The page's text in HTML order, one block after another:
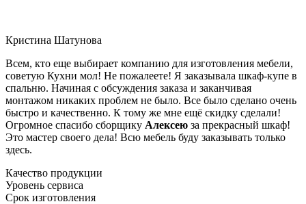
Кристина Шатунова
Всем, кто еще выбирает компанию для изготовления мебели,
советую Кухни мол! Не пожалеете! Я заказывала шкаф-купе в
спальню. Начиная с обсуждения заказа и заканчивая
монтажом никаких проблем не было. Все было сделано очень
быстро и качественно. К тому же мне ещё скидку сделали!
Огромное спасибо сборщику Алексею за прекрасный шкаф!
Это мастер своего дела! Всю мебель буду заказывать только
здесь.
Качество продукции
Уровень сервиса
Срок изготовления